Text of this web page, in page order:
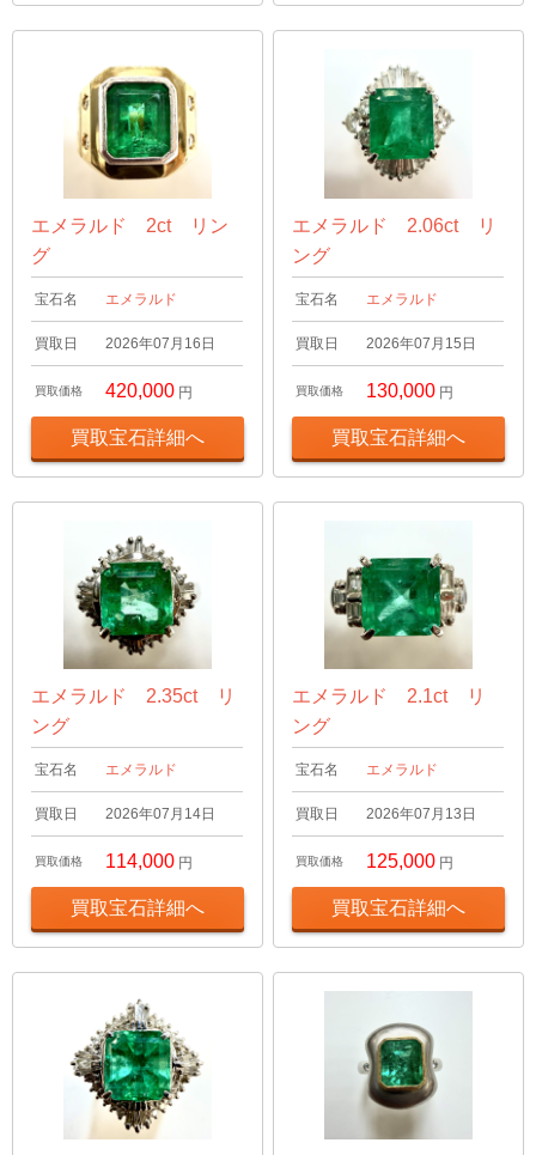
エメラルド 2ct リン
グ
宝石名 エメラルド
買取日 2026年07月16日
買取価格 420,000 円
買取宝石詳細へ
エメラルド 2.06ct リ
ング
宝石名 エメラルド
買取日 2026年07月15日
買取価格 130,000 円
買取宝石詳細へ
エメラルド 2.35ct リ
ング
宝石名 エメラルド
買取日 2026年07月14日
買取価格 114,000 円
買取宝石詳細へ
エメラルド 2.1ct リ
ング
宝石名 エメラルド
買取日 2026年07月13日
買取価格 125,000 円
買取宝石詳細へ